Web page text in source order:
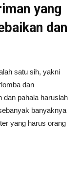
yang
dan
satu sih, yakni
dan
dan pahala haruslah
banyaknya
yang harus orang